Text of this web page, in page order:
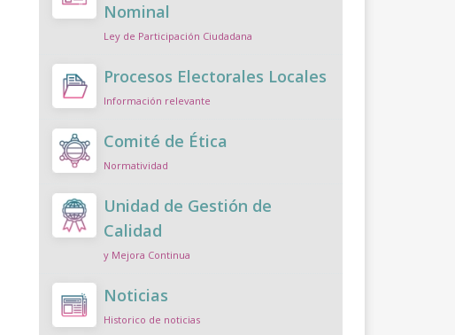
Nominal
Ley de Participación Ciudadana
Procesos Electorales Locales
Información relevante
Comité de Ética
Normatividad
Unidad de Gestión de
Calidad
y Mejora Continua
Noticias
Historico de noticias